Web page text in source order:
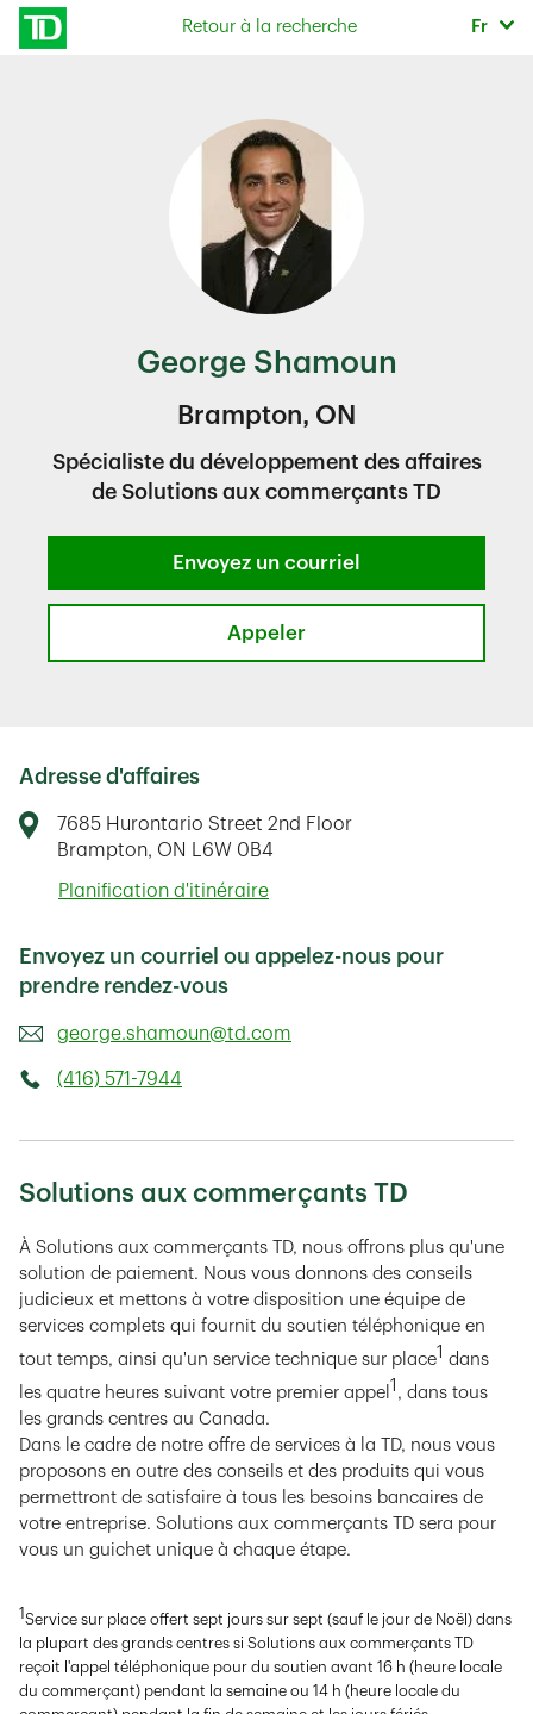
Skip to content
Retour à la recherche Fr
George Shamoun
Brampton, ON
Spécialiste du développement des affaires
de Solutions aux commerçants TD
Envoyez un courriel
Appeler
Adresse d'affaires
7685 Hurontario Street 2nd Floor
Brampton, ON L6W 0B4
Planification d'itinéraireLink Opens in New Tab
Envoyez un courriel ou appelez-nous pour
prendre rendez-vous
george.shamoun@td.com
(416) 571-7944
Solutions aux commerçants TD
À Solutions aux commerçants TD, nous offrons plus qu'une
solution de paiement. Nous vous donnons des conseils
judicieux et mettons à votre disposition une équipe de
services complets qui fournit du soutien téléphonique en
tout temps, ainsi qu'un service technique sur place1 dans
les quatre heures suivant votre premier appel 1 , dans tous
les grands centres au Canada.
Dans le cadre de notre offre de services à la TD, nous vous
proposons en outre des conseils et des produits qui vous
permettront de satisfaire à tous les besoins bancaires de
votre entreprise. Solutions aux commerçants TD sera pour
vous un guichet unique à chaque étape.
1Service sur place offert sept jours sur sept (sauf le jour de Noël) dans
la plupart des grands centres si Solutions aux commerçants TD
reçoit l'appel téléphonique pour du soutien avant 16 h (heure locale
du commerçant) pendant la semaine ou 14 h (heure locale du